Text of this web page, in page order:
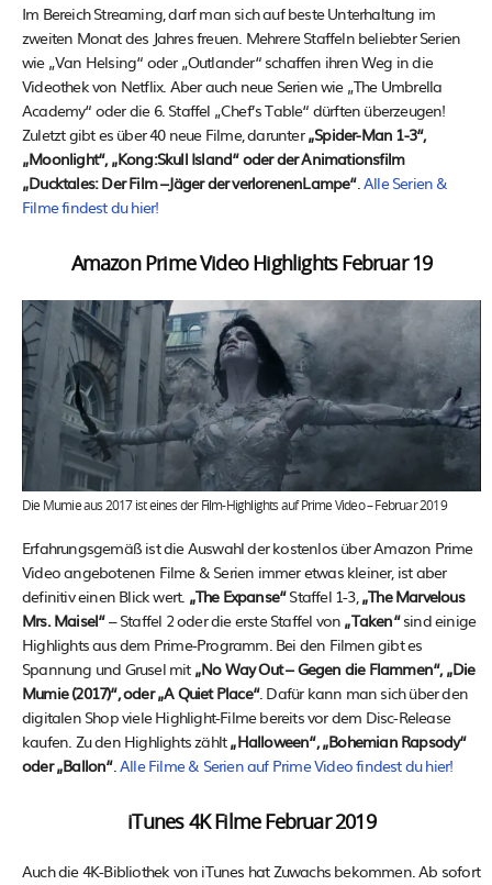
Im Bereich Streaming, darf man sich auf beste Unterhaltung im
zweiten Monat des Jahres freuen. Mehrere Staffeln beliebter Serien
wie „Van Helsing“ oder „Outlander“ schaffen ihren Weg in die
Videothek von Netflix. Aber auch neue Serien wie „The Umbrella
Academy“ oder die 6. Staffel „Chef’s Table“ dürften überzeugen!
Zuletzt gibt es über 40 neue Filme, darunter„Spider-Man 1-3“,
„Moonlight“, „Kong:Skull Island“ oder der Animationsfilm
„Ducktales: Der Film –Jäger der verlorenenLampe“.Alle Serien &
Filme findest du hier!
Amazon Prime Video Highlights Februar 19
Die Mumie aus 2017 ist eines der Film-Highlights auf Prime Video – Februar 2019
Erfahrungsgemäß ist die Auswahl der kostenlos über Amazon Prime
Video angebotenen Filme & Serien immer etwas kleiner, ist aber
definitiv einen Blick wert. „The Expanse“Staffel 1-3,„The Marvelous
Mrs. Maisel“– Staffel 2 oder die erste Staffel von „Taken“sind einige
Highlights aus dem Prime-Programm. Bei den Filmen gibt es
Spannung und Grusel mit „No Way Out – Gegen die Flammen“, „Die
Mumie (2017)“, oder „A Quiet Place“. Dafür kann man sich über den
digitalen Shop viele Highlight-Filme bereits vor dem Disc-Release
kaufen. Zu den Highlights zählt„Halloween“, „Bohemian Rapsody“
oder „Ballon“.Alle Filme & Serien auf Prime Video findest du hier!
iTunes 4K Filme Februar 2019
Auch die 4K-Bibliothek von iTunes hat Zuwachs bekommen. Ab sofort